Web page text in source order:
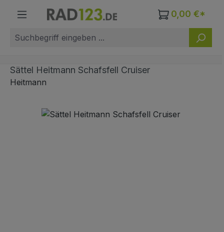
Zum Hauptinhalt springen 0,00 €*
Sättel Heitmann Schafsfell Cruiser
Heitmann
Bildergalerie überspringen